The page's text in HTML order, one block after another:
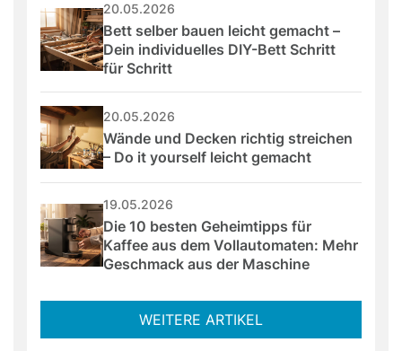
20.05.2026
Bett selber bauen leicht gemacht –
Dein individuelles DIY-Bett Schritt
für Schritt
20.05.2026
Wände und Decken richtig streichen
– Do it yourself leicht gemacht
19.05.2026
Die 10 besten Geheimtipps für
Kaffee aus dem Vollautomaten: Mehr
Geschmack aus der Maschine
WEITERE ARTIKEL